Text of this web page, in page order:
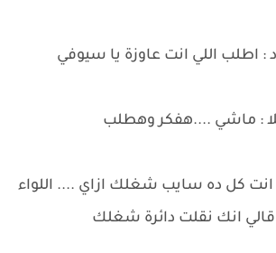
: اطلب اللي انت عاوزة يا سيوفي
: ماشي ....هفكر وهطلب
كل ده سايب شغلك ازاي .... اللواء
انك نقلت دائرة شغلك